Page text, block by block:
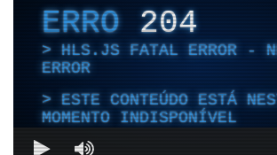
ERRO204
HLS.JS FATAL ERROR -
ERROR
ESTE CONTEÚDO ESTÁ
MOMENTO INDISPONÍVEL